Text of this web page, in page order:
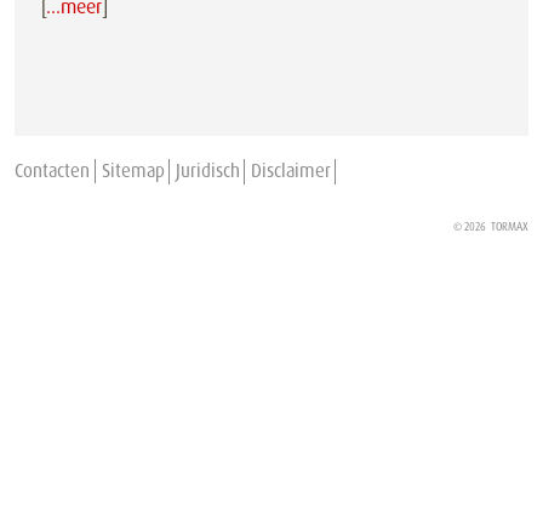
[…meer]
Contacten Sitemap Juridisch Disclaimer
© 2026 TORMAX